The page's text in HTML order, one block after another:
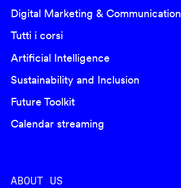
Digital Marketing & Communication
Tutti i corsi
Artificial Intelligence
Sustainability and Inclusion
Future Toolkit
Calendar streaming
ABOUT US